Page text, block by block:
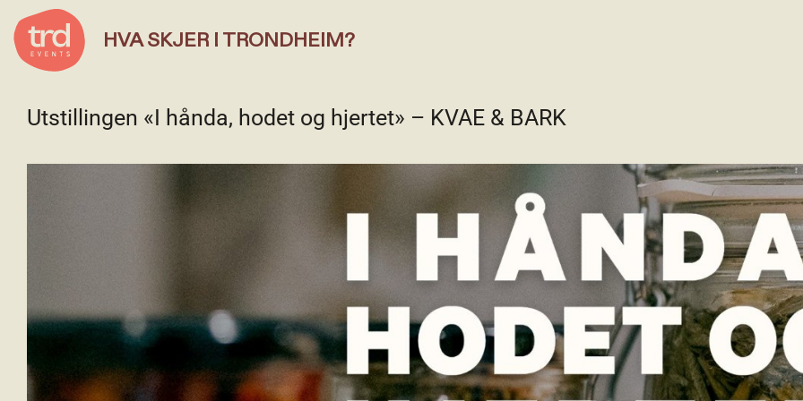
HVA SKJER I TRONDHEIM?
Utstillingen «I hånda, hodet og hjertet» – KVAE & BARK